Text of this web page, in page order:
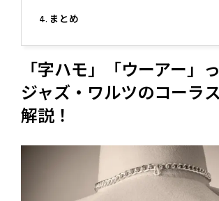
まとめ
「字ハモ」「ウーアー」
ジャズ・ワルツのコーラ
解説！